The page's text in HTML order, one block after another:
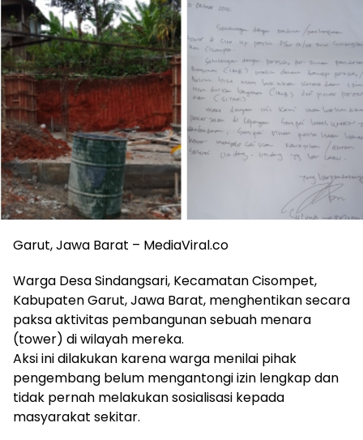
Garut, Jawa Barat – MediaViral.co
Warga Desa Sindangsari, Kecamatan Cisompet,
Kabupaten Garut, Jawa Barat, menghentikan secara
paksa aktivitas pembangunan sebuah menara
(tower) di wilayah mereka.
Aksi ini dilakukan karena warga menilai pihak
pengembang belum mengantongi izin lengkap dan
tidak pernah melakukan sosialisasi kepada
masyarakat sekitar.